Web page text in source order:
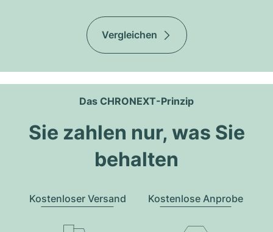
Vergleichen
Das CHRONEXT-Prinzip
Sie zahlen nur, was Sie
behalten
Kostenloser Versand Kostenlose Anprobe